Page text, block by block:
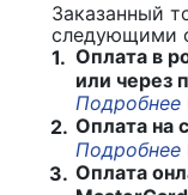
Заказанный
следующими
1. Оплата в
или через
Подробнее
2. Оплата на
Подробнее
3. Оплата